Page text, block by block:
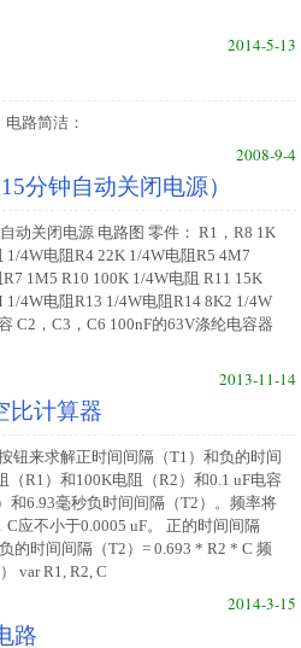
2014-5-13
电路简洁：
2008-9-4
分钟自动关闭电源）
动关闭电源 电路图 零件： R1，R8 1K
4W电阻R4 22K 1/4W电阻R5 4M7
1M5 R10 100K 1/4W电阻 R11 15K
4W电阻R13 1/4W电阻R14 8K2 1/4W
C2，C3，C6 100nF的63V涤纶电容器
2013-11-14
比计算器
钮来求解正时间间隔（T1）和负的时间
R1）和100K电阻（R2）和0.1 uF电容
和6.93毫秒负时间间隔（T2）。频率将
应不小于0.0005 uF。 正的时间间隔
的时间间隔（T2）= 0.693 * R2 * C 频
var R1, R2, C
2014-3-15
路